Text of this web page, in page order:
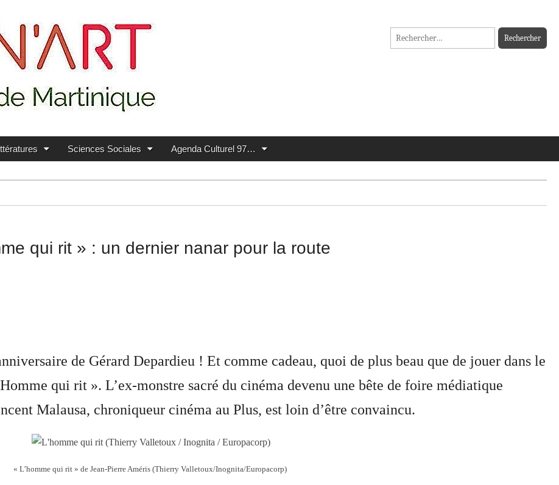
Rechercher :
Sciences Sociales Agenda Culturel 97…
qui rit » : un dernier nanar pour la route
de Gérard Depardieu ! Et comme cadeau, quoi de plus beau que de jouer dans le
qui rit ». L’ex-monstre sacré du cinéma devenu une bête de foire médiatique
Malausa, chroniqueur cinéma au Plus, est loin d’être convaincu.
« L’homme qui rit » de Jean-Pierre Améris (Thierry Valletoux/Inognita/Europacorp)